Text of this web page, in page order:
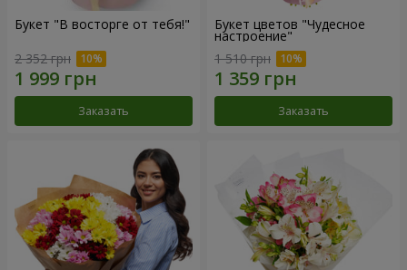
Букет "В восторге от тебя!"
2 352 грн
Заказать
Букет цветов "Чудесное
настроение"
1 510 грн
Заказать